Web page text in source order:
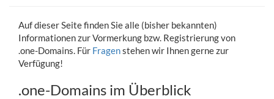
Auf dieser Seite finden Sie alle (bisher bekannten)
Informationen zur Vormerkung bzw. Registrierung von
.one-Domains. Für Fragenstehen wir Ihnen gerne zur
Verfügung!
.one-Domains im Überblick